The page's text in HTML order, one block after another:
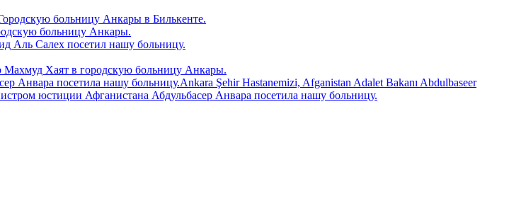
больницу Aнкары в Билькенте.
больницу Анкары.
Аль Салех посетил нашу больницу.
Махмуд Хаят в городскую больницу Анкары.
Анвара посетила нашу больницу.Ankara Şehir Hastanemizi, Afganistan Adalet Bakanı Abdulbaseer
юстиции Афганистана Абдульбасер Анвара посетила нашу больницу.